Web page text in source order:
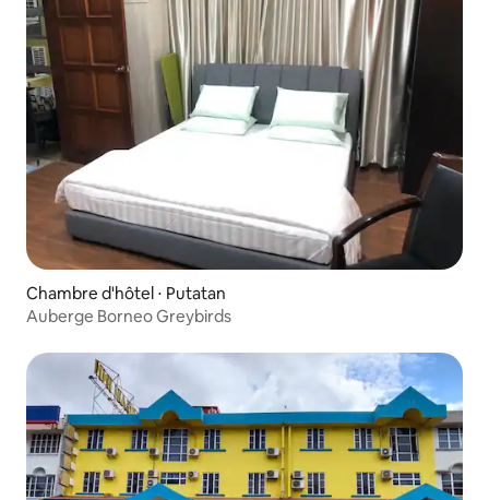
Chambre d'hôtel ⋅ Putatan
Auberge Borneo Greybirds